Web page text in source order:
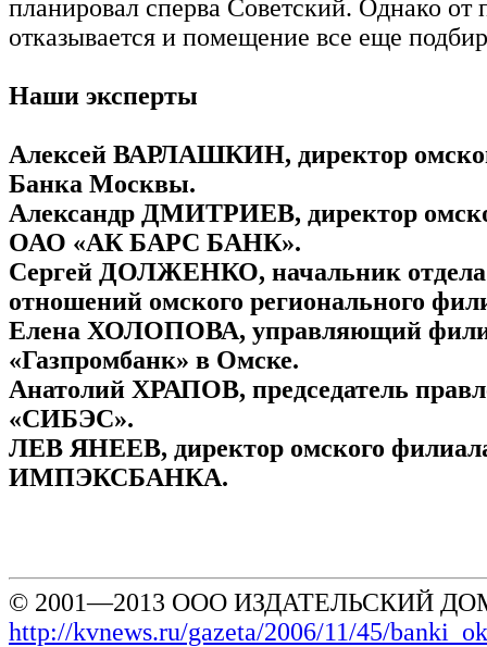
планировал сперва Советский. Однако от
отказывается и помещение все еще
Наши эксперты
Алексей ВАРЛАШКИН, директор
Банка Москвы.
Александр ДМИТРИЕВ, директор
ОАО «АК БАРС БАНК».
Сергей ДОЛЖЕНКО, начальник отдела
отношений омского регионального
Елена ХОЛОПОВА, управляющий
«Газпромбанк» в Омске.
Анатолий ХРАПОВ, председатель
«СИБЭС».
ЛЕВ ЯНЕЕВ, директор омского
ИМПЭКСБАНКА.
© 2001—2013 ООО ИЗДАТЕЛЬСКИЙ
http://kvnews.ru/gazeta/2006/11/45/